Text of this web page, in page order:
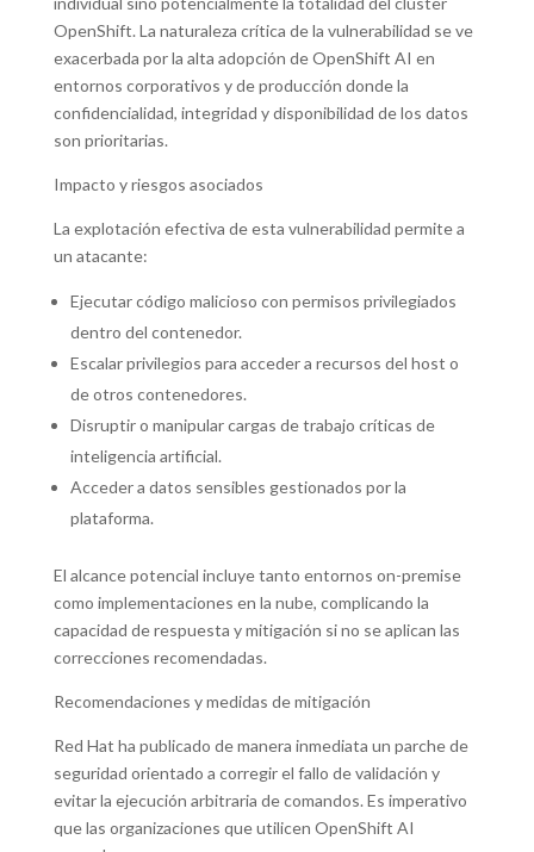
OpenShift. La naturaleza crítica de la vulnerabilidad se ve
exacerbada por la alta adopción de OpenShift AI en
entornos corporativos y de producción donde la
confidencialidad, integridad y disponibilidad de los datos
son prioritarias.
Impacto y riesgos asociados
La explotación efectiva de esta vulnerabilidad permite a
un atacante:
Ejecutar código malicioso con permisos privilegiados
dentro del contenedor.
Escalar privilegios para acceder a recursos del host o
de otros contenedores.
Disruptir o manipular cargas de trabajo críticas de
inteligencia artificial.
Acceder a datos sensibles gestionados por la
plataforma.
El alcance potencial incluye tanto entornos on-premise
como implementaciones en la nube, complicando la
capacidad de respuesta y mitigación si no se aplican las
correcciones recomendadas.
Recomendaciones y medidas de mitigación
Red Hat ha publicado de manera inmediata un parche de
seguridad orientado a corregir el fallo de validación y
evitar la ejecución arbitraria de comandos. Es imperativo
que las organizaciones que utilicen OpenShift AI